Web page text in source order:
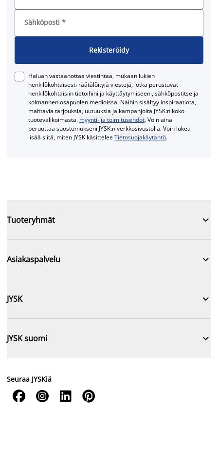
Sähköposti *
Rekisteröidy
Haluan vastaanottaa viestintää, mukaan lukien
henkilökohtaisesti räätälöityjä viestejä, jotka perustuvat
henkilökohtaisiin tietoihini ja käyttäytymiseeni, sähköpostitse ja
kolmannen osapuolen medioissa. Näihin sisältyy inspiraatiota,
mahtavia tarjouksia, uutuuksia ja kampanjoita JYSK:n koko
tuotevalikoimasta. myynti- ja toimitusehdot. Voin aina
peruuttaa suostumukseni JYSK:n verkkosivustolla. Voin lukea
lisää siitä, miten JYSK käsitteleeTietosuojakäytäntö.
Tuoteryhmät 
Asiakaspalvelu 
JYSK 
JYSK suomi 
Seuraa JYSKiä
   